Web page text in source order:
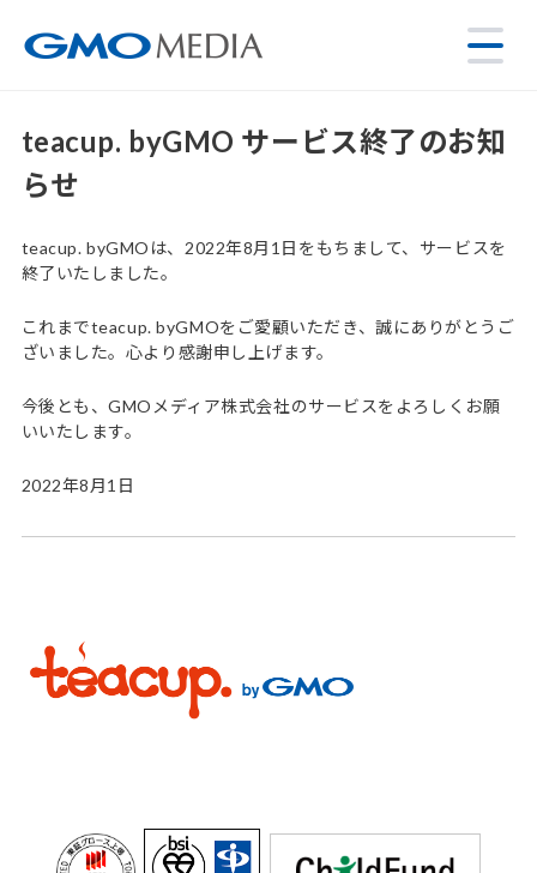
teacup. byGMO サービス終了のお知
らせ
teacup. byGMOは、2022年8月1日をもちまして、サービスを
終了いたしました。
これまでteacup. byGMOをご愛顧いただき、誠にありがとうご
ざいました。心より感謝申し上げます。
今後とも、GMOメディア株式会社のサービスをよろしくお願
いいたします。
2022年8月1日